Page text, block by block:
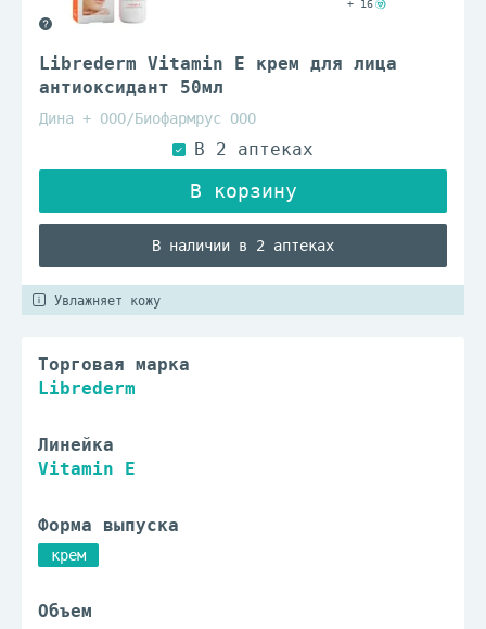
Librederm Vitamin E крем для лица
антиоксидант 50мл
Дина + ООО/Биофармрус ООО
В наличии в 2 аптеках
+ 16
Увлажняет кожу
Торговая марка
Librederm
Линейка
Vitamin E
Форма выпуска
крем
Объем